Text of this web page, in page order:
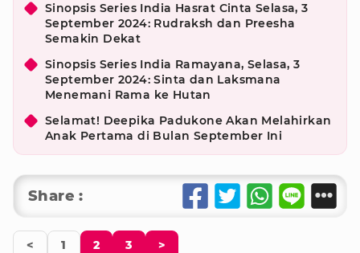
Sinopsis Series India Hasrat Cinta Selasa, 3
September 2024: Rudraksh dan Preesha
Semakin Dekat
Sinopsis Series India Ramayana, Selasa, 3
September 2024: Sinta dan Laksmana
Menemani Rama ke Hutan
Selamat! Deepika Padukone Akan Melahirkan
Anak Pertama di Bulan September Ini
Share :
< 1 2 3 >